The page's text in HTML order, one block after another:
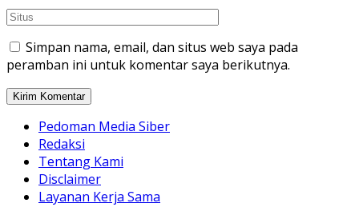
Simpan nama, email, dan situs web saya pada
peramban ini untuk komentar saya berikutnya.
Pedoman Media Siber
Redaksi
Tentang Kami
Disclaimer
Layanan Kerja Sama